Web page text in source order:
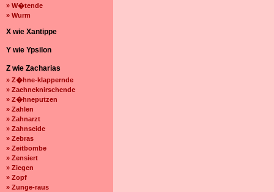
» W�tende
» Wurm
X wie Xantippe
Y wie Ypsilon
Z wie Zacharias
» Z�hne-klappernde
» Zaehneknirschende
» Z�hneputzen
» Zahlen
» Zahnarzt
» Zahnseide
» Zebras
» Zeitbombe
» Zensiert
» Ziegen
» Zopf
» Zunge-raus